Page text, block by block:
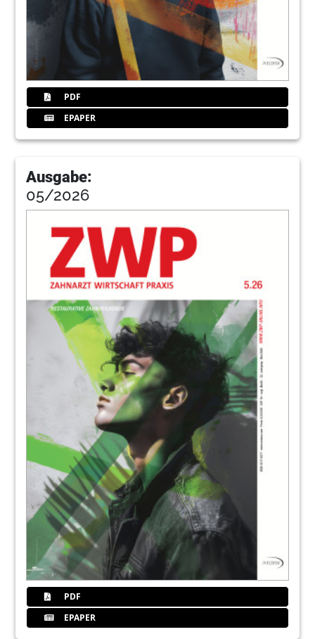
42
Das gesunde Implantat – Prävention,
Gewebestabilität und Risikomanagement
im Mai in Düsseldorf
Redaktion
BLUE SAFETY GmbH
46
nach Biologischem Eigenknochenaufbau
Dr. Frank Zastrow
Hager & Werken GmbH & Co. KG
Implantoplastik: Welche Komplikationen
können auftreten?
Dr. Kristina Bertl, Dr. Sera Eren, Prof. Andreas
Stavropoulos
W&H Deutschland GmbH
Interview: Digitaler Workflow – Vorteile
sinnvoll nutzen
Prof. Dr. Daniel Grubeanu im Gespräch
Interview: „Die Implantologie muss
weitgreifender gestaltet werden“
Antje Isbaner im Gespräch mit Dr. Arzu Tuna
Interview: „Für mich ist es ein Vorteil, eine
Frau zu sein!“
Dr. Dr. Anette Strunz im Gespräch
63DGZI - Deutsche Gesellschaft für
Zahnärztliche Implantologie e.V.
PDF
EPAPER
Ausgabe:
05/2026
PDF
EPAPER